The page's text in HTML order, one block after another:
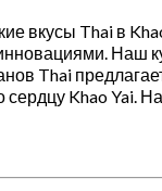
вкусы Thai в
Наш
Thai
сердцу Khao Yai.